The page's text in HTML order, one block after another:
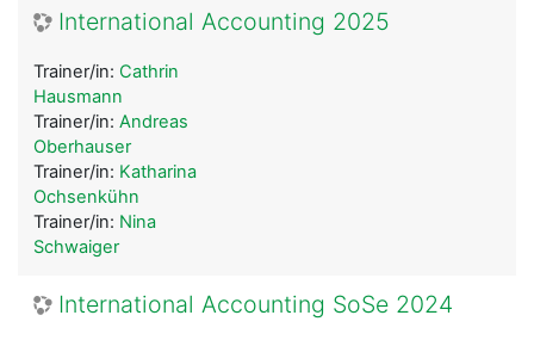
International Accounting 2025
Trainer/in: Cathrin
Hausmann
Trainer/in: Andreas
Oberhauser
Trainer/in: Katharina
Ochsenkühn
Trainer/in: Nina
Schwaiger
International Accounting SoSe 2024